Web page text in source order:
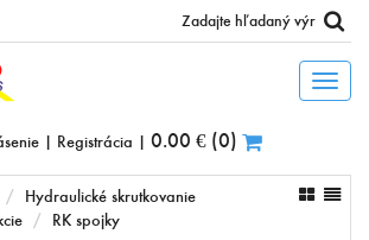
| Registrácia | 0.00 € (0)
Hydraulické skrutkovanie
RK spojky